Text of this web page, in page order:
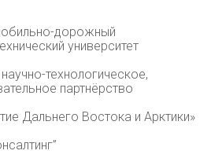
дорожный
университет
технологическое,
партнёрство
Дальнего Востока и Арктики»